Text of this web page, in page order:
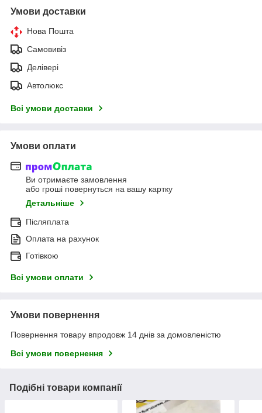
Умови доставки
Нова Пошта
Самовивіз
Делівері
Автолюкс
Всі умови доставки
Умови оплати
Ви отримаєте замовлення
або гроші повернуться на вашу картку
Детальніше
Післяплата
Оплата на рахунок
Готівкою
Всі умови оплати
Умови повернення
Повернення товару впродовж 14 днів за домовленістю
Всі умови повернення
Подібні товари компанії